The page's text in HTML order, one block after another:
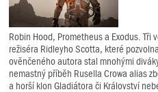
Robin Hood, Prometheus a Exodus.
režiséra Ridleyho Scotta, které
ověnčeného autora stal mnohými
nemastný příběh Rusella Crowa alias
a horší klon Gladiátora či Království